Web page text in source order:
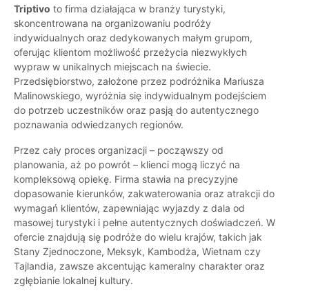
Triptivo to firma działająca w branży turystyki,
skoncentrowana na organizowaniu podróży
indywidualnych oraz dedykowanych małym grupom,
oferując klientom możliwość przeżycia niezwykłych
wypraw w unikalnych miejscach na świecie.
Przedsiębiorstwo, założone przez podróżnika Mariusza
Malinowskiego, wyróżnia się indywidualnym podejściem
do potrzeb uczestników oraz pasją do autentycznego
poznawania odwiedzanych regionów.
Przez cały proces organizacji – począwszy od
planowania, aż po powrót – klienci mogą liczyć na
kompleksową opiekę. Firma stawia na precyzyjne
dopasowanie kierunków, zakwaterowania oraz atrakcji do
wymagań klientów, zapewniając wyjazdy z dala od
masowej turystyki i pełne autentycznych doświadczeń. W
ofercie znajdują się podróże do wielu krajów, takich jak
Stany Zjednoczone, Meksyk, Kambodża, Wietnam czy
Tajlandia, zawsze akcentując kameralny charakter oraz
zgłębianie lokalnej kultury.